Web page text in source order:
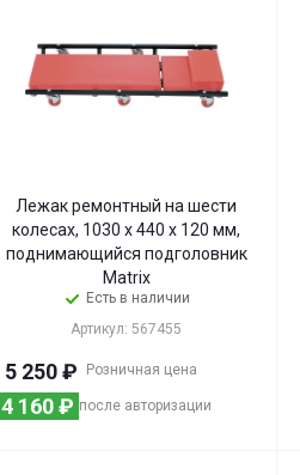
Лежак ремонтный на шести
колесах, 1030 х 440 х 120 мм,
поднимающийся подголовник
Matrix
Есть в наличии
Артикул: 567455
Розничная цена
5 250₽
после авторизации
4 160₽